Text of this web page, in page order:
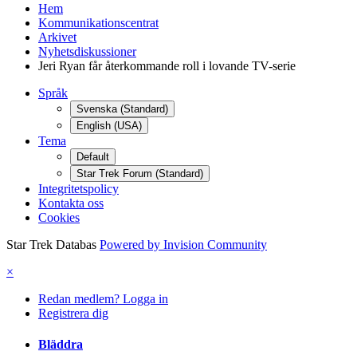
Hem
Kommunikationscentrat
Arkivet
Nyhetsdiskussioner
Jeri Ryan får återkommande roll i lovande TV-serie
Språk
Svenska (Standard)
English (USA)
Tema
Default
Star Trek Forum (Standard)
Integritetspolicy
Kontakta oss
Cookies
Star Trek Databas Powered by Invision Community
×
Redan medlem? Logga in
Registrera dig
Bläddra